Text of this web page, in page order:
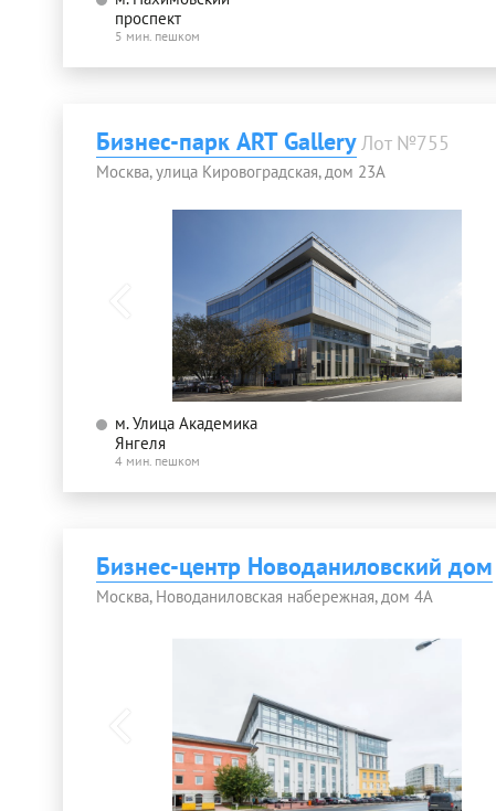
проспект
5 мин. пешком
Бизнес-парк ART GalleryЛот №755
Москва, улица Кировоградская, дом 23А
м. Улица Академика
Янгеля
4 мин. пешком
Бизнес-центр Новоданиловский дом
Москва, Новоданиловская набережная, дом 4А